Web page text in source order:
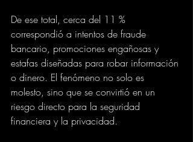
De ese total, cerca del 11 %
correspondió a intentos de fraude
bancario, promociones engañosas y
estafas diseñadas para robar información
o dinero. El fenómeno no solo es
molesto, sino que se convirtió en un
riesgo directo para la seguridad
financiera y la privacidad.